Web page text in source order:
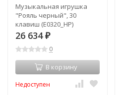
Музыкальная игрушка
"Рояль черный", 30
клавиш (E0320_HP)
26 634 ₽
0
В корзину
Недоступен